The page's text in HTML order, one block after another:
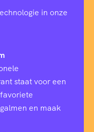
in onze
staat voor een
en maak